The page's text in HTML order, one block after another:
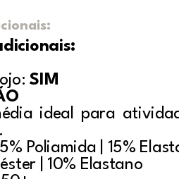
SIM
ideal para
Poliamida | 15%
| 10% Elastano